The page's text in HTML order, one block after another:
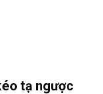
tạ ngược